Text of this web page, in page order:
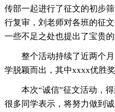
传部一起进行了征文的初步
行复审，刘老师对各班的征
一些不足之处也提出了宝贵的
整个活动持续了近两个
学脱颖而出，其中xxxx优胜奖
本次“诚信”征文活动，
很多同学表示，将努力做到